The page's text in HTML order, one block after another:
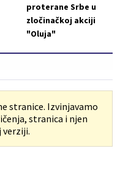
proterane Srbe u
zločinačkoj akciji
"Oluja"
stranice. Izvinjavamo
stranica i njen
verziji.